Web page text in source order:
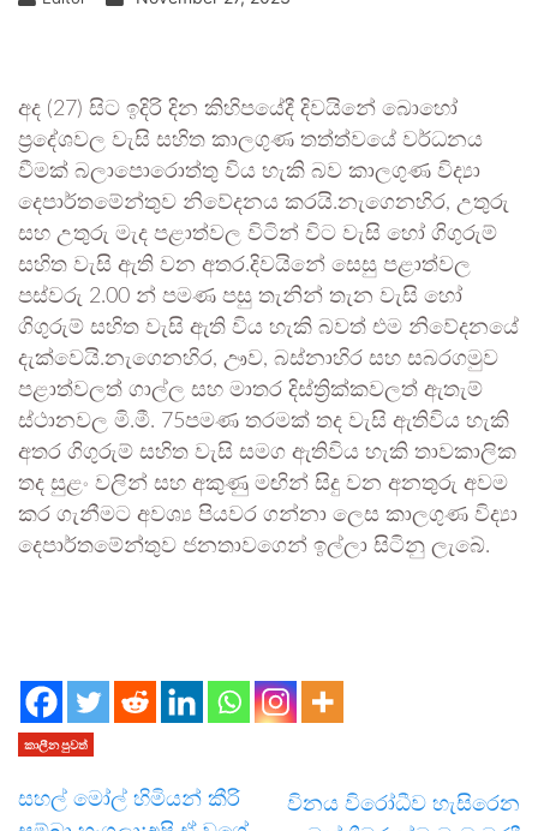
අද (27) සිට ඉදිරි දින කිහිපයේදී දිවයිනේ බොහෝ
ප්‍රදේශවල වැසි සහිත කාලගුණ තත්ත්වයේ වර්ධනය
වීමක් බලාපොරොත්තු විය හැකි බව කාලගුණ විද්‍යා
දෙපාර්තමේන්තුව නිවේදනය කරයි.නැගෙනහිර, උතුරු
සහ උතුරු මැද පළාත්වල විටින් විට වැසි හෝ ගිගුරුම්
සහිත වැසි ඇති වන අතර.දිවයිනේ සෙසු පළාත්වල
පස්වරු 2.00 න් පමණ පසු තැනින් තැන වැසි හෝ
ගිගුරුම් සහිත වැසි ඇති විය හැකි බවත් එම නිවේදනයේ
දැක්වෙයි.නැගෙනහිර, ඌව, බස්නාහිර සහ සබරගමුව
පළාත්වලත් ගාල්ල සහ මාතර දිස්ත්‍රික්කවලත් ඇතැම්
ස්ථානවල මි.මී. 75පමණ තරමක් තද වැසි ඇතිවිය හැකි
අතර ගිගුරුම් සහිත වැසි සමග ඇතිවිය හැකි තාවකාලික
තද සුළං වලින් සහ අකුණු මඟින් සිදු වන අනතුරු අවම
කර ගැනීමට අවශ්‍ය පියවර ගන්නා ලෙස කාලගුණ විද්‍යා
දෙපාර්තමේන්තුව ජනතාවගෙන් ඉල්ලා සිටිනු ලැබේ.
කාලීන පුවත්
සහල් මෝල් හිමියන් කීරි
විනය විරෝධීව හැසිරෙන